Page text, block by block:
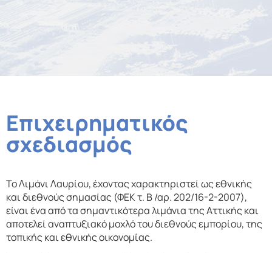
Επιχειρηματικός
σχεδιασμός
Το Λιμάνι Λαυρίου, έχοντας χαρακτηριστεί ως εθνικής
και διεθνούς σημασίας (ΦΕΚ τ. Β /αρ. 202/16-2-2007),
είναι ένα από τα σημαντικότερα λιμάνια της Αττικής και
αποτελεί αναπτυξιακό μοχλό του διεθνούς εμπορίου, της
τοπικής και εθνικής οικονομίας.